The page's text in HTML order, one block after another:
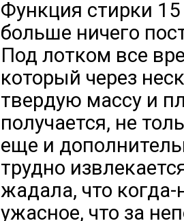
Функция стирки
больше ничего
Под лотком все
который через
твердую массу и
получается, не
еще и
трудно
жадала, что
ужасное, что за